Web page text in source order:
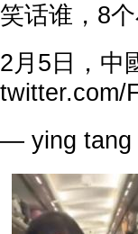
笑话谁，8
2月5日，中
twitter.com/
— ying tang